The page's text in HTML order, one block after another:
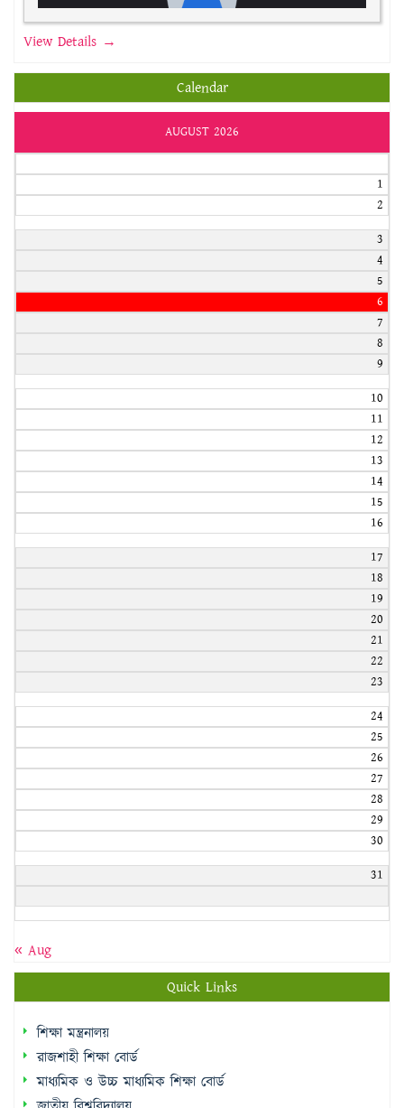
View Details →
Calendar
AUGUST 2026
1
2
3
4
5
6
7
8
9
10
11
12
13
14
15
16
17
18
19
20
21
22
23
24
25
26
27
28
29
30
31
« Aug
Quick Links
শিক্ষা মন্ত্রনালয়
রাজশাহী শিক্ষা বোর্ড
মাধ্যমিক ও উচ্চ মাধ্যমিক শিক্ষা বোর্ড